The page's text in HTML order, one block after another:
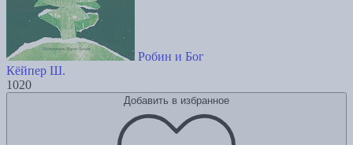
Робин и Бог
Кёйпер Ш.
1020
Добавить в избранное